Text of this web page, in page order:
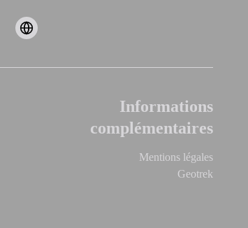
Informations
complémentaires
Mentions légales
Geotrek